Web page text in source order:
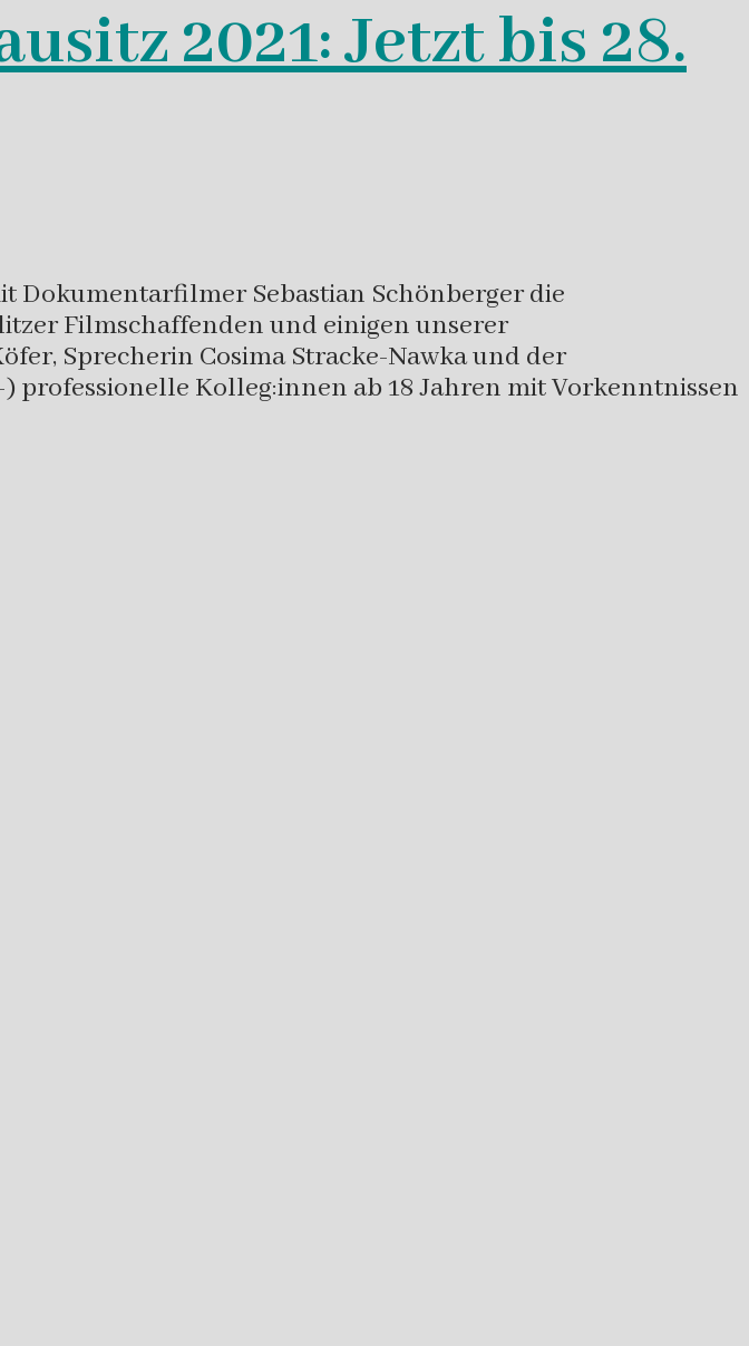
2021: Jetzt bis 28.
Dokumentarfilmer Sebastian Schönberger die
Filmschaffenden und einigen unserer
Sprecherin Cosima Stracke-Nawka und der
professionelle Kolleg:innen ab 18 Jahren mit Vorkenntnissen